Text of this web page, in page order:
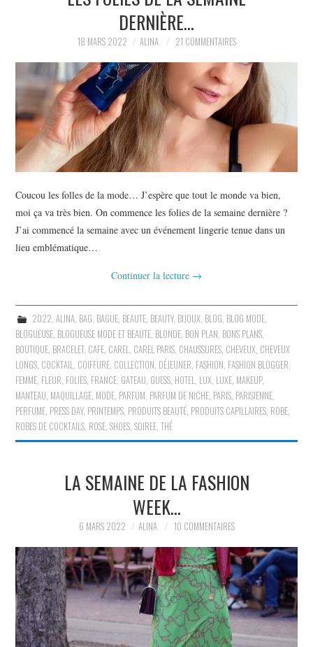
DERNIÈRE…
18 MARS 2022 ALINA 21 COMMENTAIRES
Coucou les folles de la mode… J’espère que tout le monde va bien,
moi ça va très bien. On commence les folies de la semaine dernière ?
J’ai commencé la semaine avec un événement lingerie tenue dans un
lieu emblématique…
Continuer la lecture →
2022, ALINA, BAG, BAGUE, BEAUTE, BEAUTY, BIJOUX, BLOG, BLOG MODE,
BLOGUEUSE, BLOGUEUSE MODE ET BEAUTE, BLONDE, BON PLAN, BONS PLANS,
BOUTIQUE, BRACELET, CAFE, CAREL, CAREL PARIS, CHAUSSURES, CHEVEUX, CHEVEUX
LONGS, COCKTAIL, COIFFURE, COLLECTION, DÉJEUNER, FASHION, FASHION BLOGGER,
FEMME, FLEUR, FOLIES, FRANCE, GATEAU, GUESS, HOTEL, LUX, LUXE, MAKEUP,
MANTEAU, MAQUILLAGE, MODE, PARFUM, PARFUM DE NICHE, PARIS, PARISIENNE,
PERFUME, PRESS DAY, PRINTEMPS, PRODUITS BEAUTÉ, PRODUITS CAPILLAIRES, ROBE,
ROBES DE COCKTAILS, ROSE,SHOES,SOIREE,THÉ
LA SEMAINE DE LA FASHION
WEEK…
6 MARS 2022 ALINA 10 COMMENTAIRES